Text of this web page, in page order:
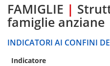
FAMIGLIE |
famiglie anziane
INDICATORI AI CONFINI
Indicatore